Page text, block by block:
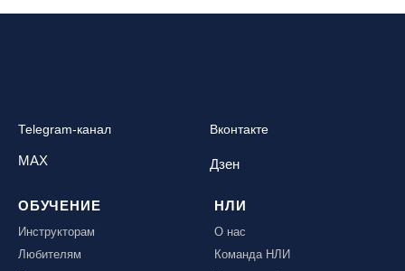
Telegram-канал Вконтакте
MAX Дзен
ОБУЧЕНИЕ
Инструкторам
Любителям
НЛИ
О нас
Команда НЛИ